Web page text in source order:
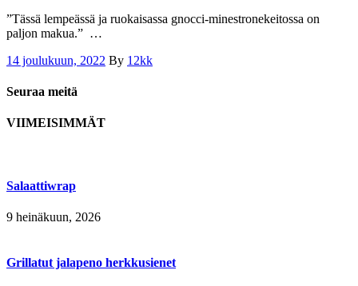
”Tässä lempeässä ja ruokaisassa gnocci-minestronekeitossa on
paljon makua.” …
14 joulukuun, 2022 By 12kk
Seuraa meitä
VIIMEISIMMÄT
Salaattiwrap
9 heinäkuun, 2026
Grillatut jalapeno herkkusienet